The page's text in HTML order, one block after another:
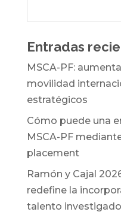
Entradas
MSCA-PF:
movilidad
estratégicos
Cómo puede una
MSCA-PF
placement
Ramón y Cajal
redefine la
talento